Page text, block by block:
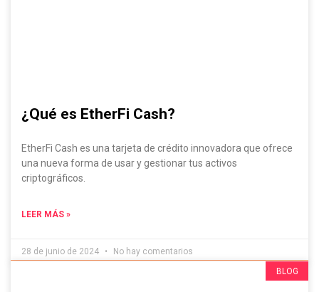
¿Qué es EtherFi Cash?
EtherFi Cash es una tarjeta de crédito innovadora que ofrece
una nueva forma de usar y gestionar tus activos
criptográficos.
LEER MÁS »
28 de junio de 2024 No hay comentarios
Evádelo Si Puedes, ¡Contenido IRRESISTIBLE!BLOG